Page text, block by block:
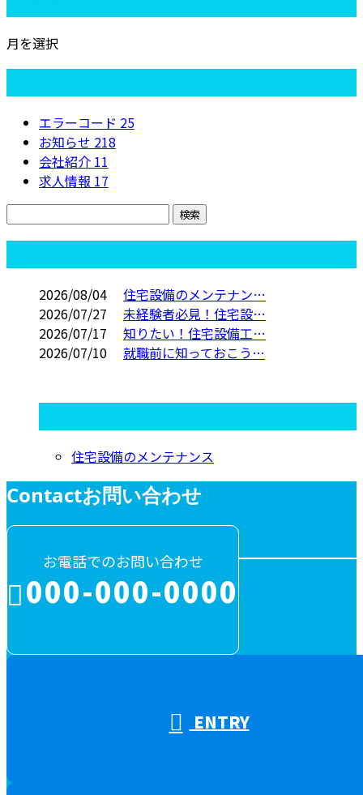
月を選択
エラーコード 25
お知らせ 218
会社紹介 11
求人情報 17
2026/08/04
住宅設備のメンテナン…
2026/07/27
未経験者必見！住宅設…
2026/07/17
知りたい！住宅設備工…
2026/07/10
就職前に知っておこう…
住宅設備のメンテナンス
Contactお問い合わせ
お電話でのお問い合わせ
000-000-0000
ENTRY